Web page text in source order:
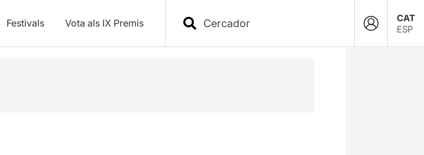
Festivals Vota als IX Premis
CAT
ESP